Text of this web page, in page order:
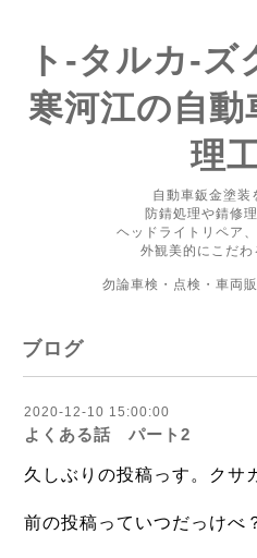
ト-タルカ-
寒河江の自
理
自動車鈑金塗装
防錆処理や錆修
ヘッドライトリペア
外観美的にこだ
勿論車検・点検・車両
ブログ
2020-12-10 15:00:00
よくある話 パート2
久しぶりの投稿っす。クサ
前の投稿っていつだっけべ